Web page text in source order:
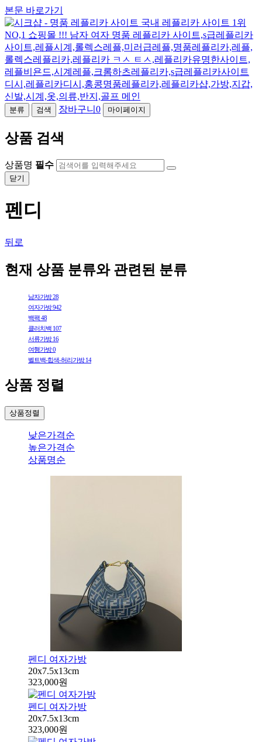
본문 바로가기
분류 검색 장바구니 0 마이페이지
상품 검색
상품명 필수
닫기
펜디
뒤로
현재 상품 분류와 관련된 분류
남자가방28
여자가방942
백팩48
클러치백 107
서류가방16
여행가방0
벨트백-힙색-허리가방14
상품 정렬
상품정렬
낮은가격순
높은가격순
상품명순
펜디 여자가방
20x7.5x13cm
323,000원
펜디 여자가방
20x7.5x13cm
323,000원